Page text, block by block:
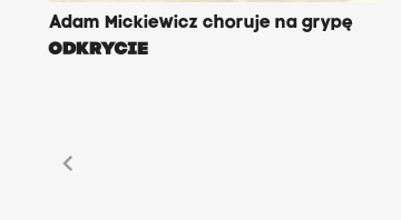
Adam Mickiewicz choruje na grypę
ODKRYCIE
chevron_left